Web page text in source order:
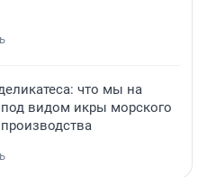
что мы на
видом икры морского